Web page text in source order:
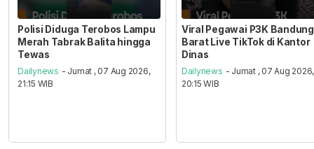
Polisi Diduga Terobos Lampu
Merah Tabrak Balita hingga
Tewas
Dailynews - Jumat , 07 Aug 2026,
21:15 WIB
Viral Pegawai P3K Bandung
Barat Live TikTok di Kantor
Dinas
Dailynews - Jumat , 07 Aug 2026,
20:15 WIB